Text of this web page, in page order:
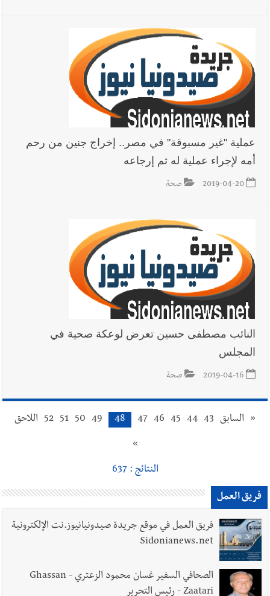
عملية "غير مسبوقة" في مصر.. إخراج جنين من رحم
أمه لإجراء عملية له ثم إرجاعه
2019-04-20 صحة
النائب مصطفى حسين تعرض لوعكة صحية في
المجلس
2019-04-16 صحة
« السابق 43
44
45
46
47
48
49
50
51
52 اللاحق
»
النتائج : 637
فريق العمل
فريق العمل في موقع جريدة صيدونيانيوز.نت الإلكترونية
Sidonianews.net
الصحافي السفير غسان محمود الزعتري - Ghassan
Zaatari - رئيس التحرير